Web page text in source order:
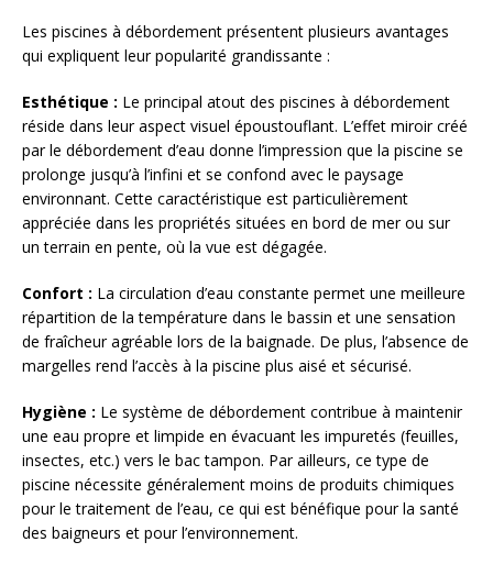
Les piscines à débordement présentent plusieurs avantages
qui expliquent leur popularité grandissante :
Esthétique : Le principal atout des piscines à débordement
réside dans leur aspect visuel époustouflant. L’effet miroir créé
par le débordement d’eau donne l’impression que la piscine se
prolonge jusqu’à l’infini et se confond avec le paysage
environnant. Cette caractéristique est particulièrement
appréciée dans les propriétés situées en bord de mer ou sur
un terrain en pente, où la vue est dégagée.
Confort : La circulation d’eau constante permet une meilleure
répartition de la température dans le bassin et une sensation
de fraîcheur agréable lors de la baignade. De plus, l’absence de
margelles rend l’accès à la piscine plus aisé et sécurisé.
Hygiène : Le système de débordement contribue à maintenir
une eau propre et limpide en évacuant les impuretés (feuilles,
insectes, etc.) vers le bac tampon. Par ailleurs, ce type de
piscine nécessite généralement moins de produits chimiques
pour le traitement de l’eau, ce qui est bénéfique pour la santé
des baigneurs et pour l’environnement.